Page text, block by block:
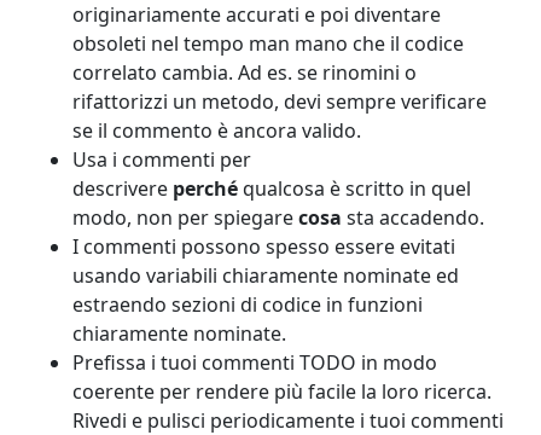
originariamente accurati e poi diventare
obsoleti nel tempo man mano che il codice
correlato cambia. Ad es. se rinomini o
rifattorizzi un metodo, devi sempre verificare
se il commento è ancora valido.
Usa i commenti per
descrivere perchéqualcosa è scritto in quel
modo, non per spiegarecosa sta accadendo.
I commenti possono spesso essere evitati
usando variabili chiaramente nominate ed
estraendo sezioni di codice in funzioni
chiaramente nominate.
Prefissa i tuoi commenti TODO in modo
coerente per rendere più facile la loro ricerca.
Rivedi e pulisci periodicamente i tuoi commenti